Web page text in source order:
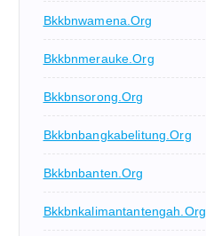
Bkkbnwamena.org
Bkkbnmerauke.org
Bkkbnsorong.org
Bkkbnbangkabelitung.org
Bkkbnbanten.org
Bkkbnkalimantantengah.org